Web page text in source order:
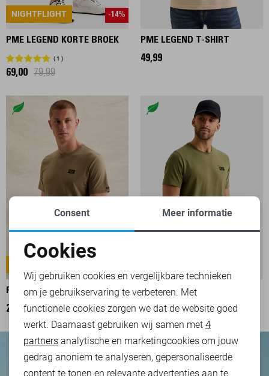
NIGHTFLIGHT -14%
PME LEGEND KORTE BROEK
1
69,00 79,99
PME LEGEND T-SHIRT
49,99
PME LEGEND T-SHIRT
29,99
PME LEGEND T-SHIRT
29,99
Noodzakelijke cookies
Personalisatie cookies
Analytische cookies
Marketing cookies
Consent Meer informatie
Cookies
Wij gebruiken cookies en vergelijkbare technieken
om je gebruikservaring te verbeteren. Met
functionele cookies zorgen we dat de website goed
werkt. Daarnaast gebruiken wij samen met 4
partners analytische en marketingcookies om jouw
gedrag anoniem te analyseren, gepersonaliseerde
content te tonen en relevante advertenties aan te